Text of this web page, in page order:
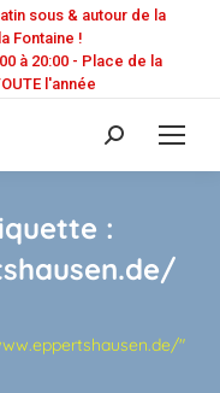
sous & autour de la
Fontaine !
à 20:00 - Place de la
l'année
Recherche
:
:
"